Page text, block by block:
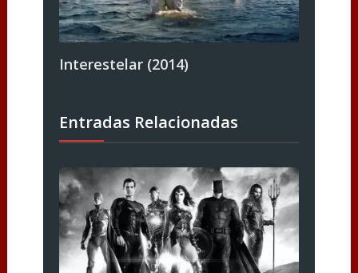
Interestelar (2014)
Entradas Relacionadas